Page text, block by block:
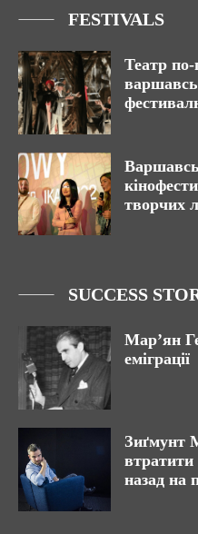
FESTIVALS
Театр по-
творчих
SUCCESS
Марʼян
еміграції
Зиґмунт
втратити
назад на